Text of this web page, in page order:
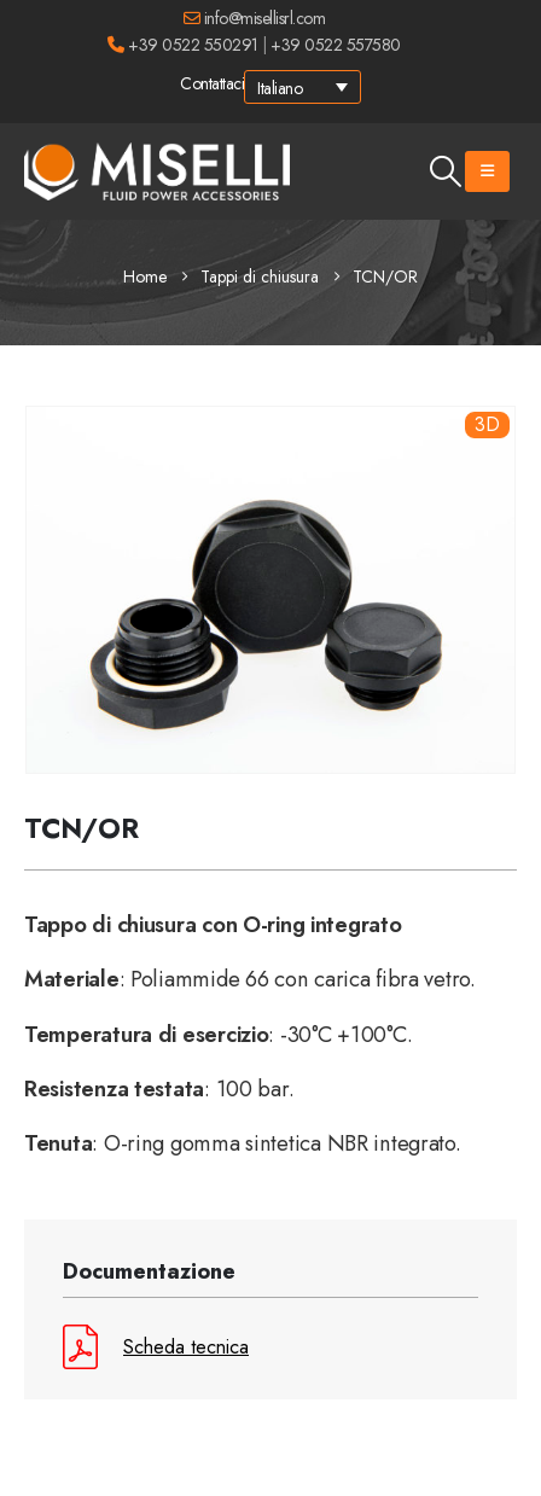
info@misellisrl.com
+39 0522 550291
+39 0522 557580
Contattaci Italiano
Home Tappi di chiusura TCN/OR
3D
TCN/OR
Tappo di chiusura con O-ring integrato
Materiale: Poliammide 66 con carica fibra vetro.
Temperatura di esercizio: -30°C +100°C.
Resistenza testata: 100 bar.
Tenuta: O-ring gomma sintetica NBR integrato.
Documentazione
Scheda tecnica